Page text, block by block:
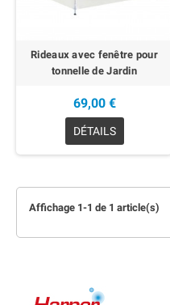
Rideaux avec fenêtre pour
tonnelle de Jardin
69,00 €
DÉTAILS
Affichage 1-1 de 1 article(s)